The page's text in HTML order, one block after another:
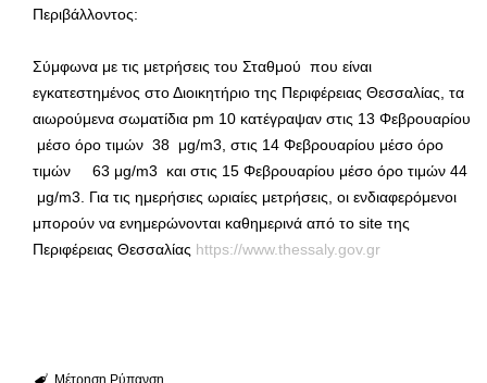
Περιβάλλοντος:
Σύμφωνα με τις μετρήσεις του Σταθμού που είναι
εγκατεστημένος στο Διοικητήριο της Περιφέρειας Θεσσαλίας, τα
αιωρούμενα σωματίδια pm 10 κατέγραψαν στις 13 Φεβρουαρίου
μέσο όρο τιμών 38 μg/m3, στις 14 Φεβρουαρίου μέσο όρο
τιμών 63 μg/m3 και στις 15 Φεβρουαρίου μέσο όρο τιμών 44
μg/m3. Για τις ημερήσιες ωριαίες μετρήσεις, οι ενδιαφερόμενοι
μπορούν να ενημερώνονται καθημερινά από το site της
Περιφέρειας Θεσσαλίας https://www.thessaly.gov.gr
Μέτρηση Ρύπανση